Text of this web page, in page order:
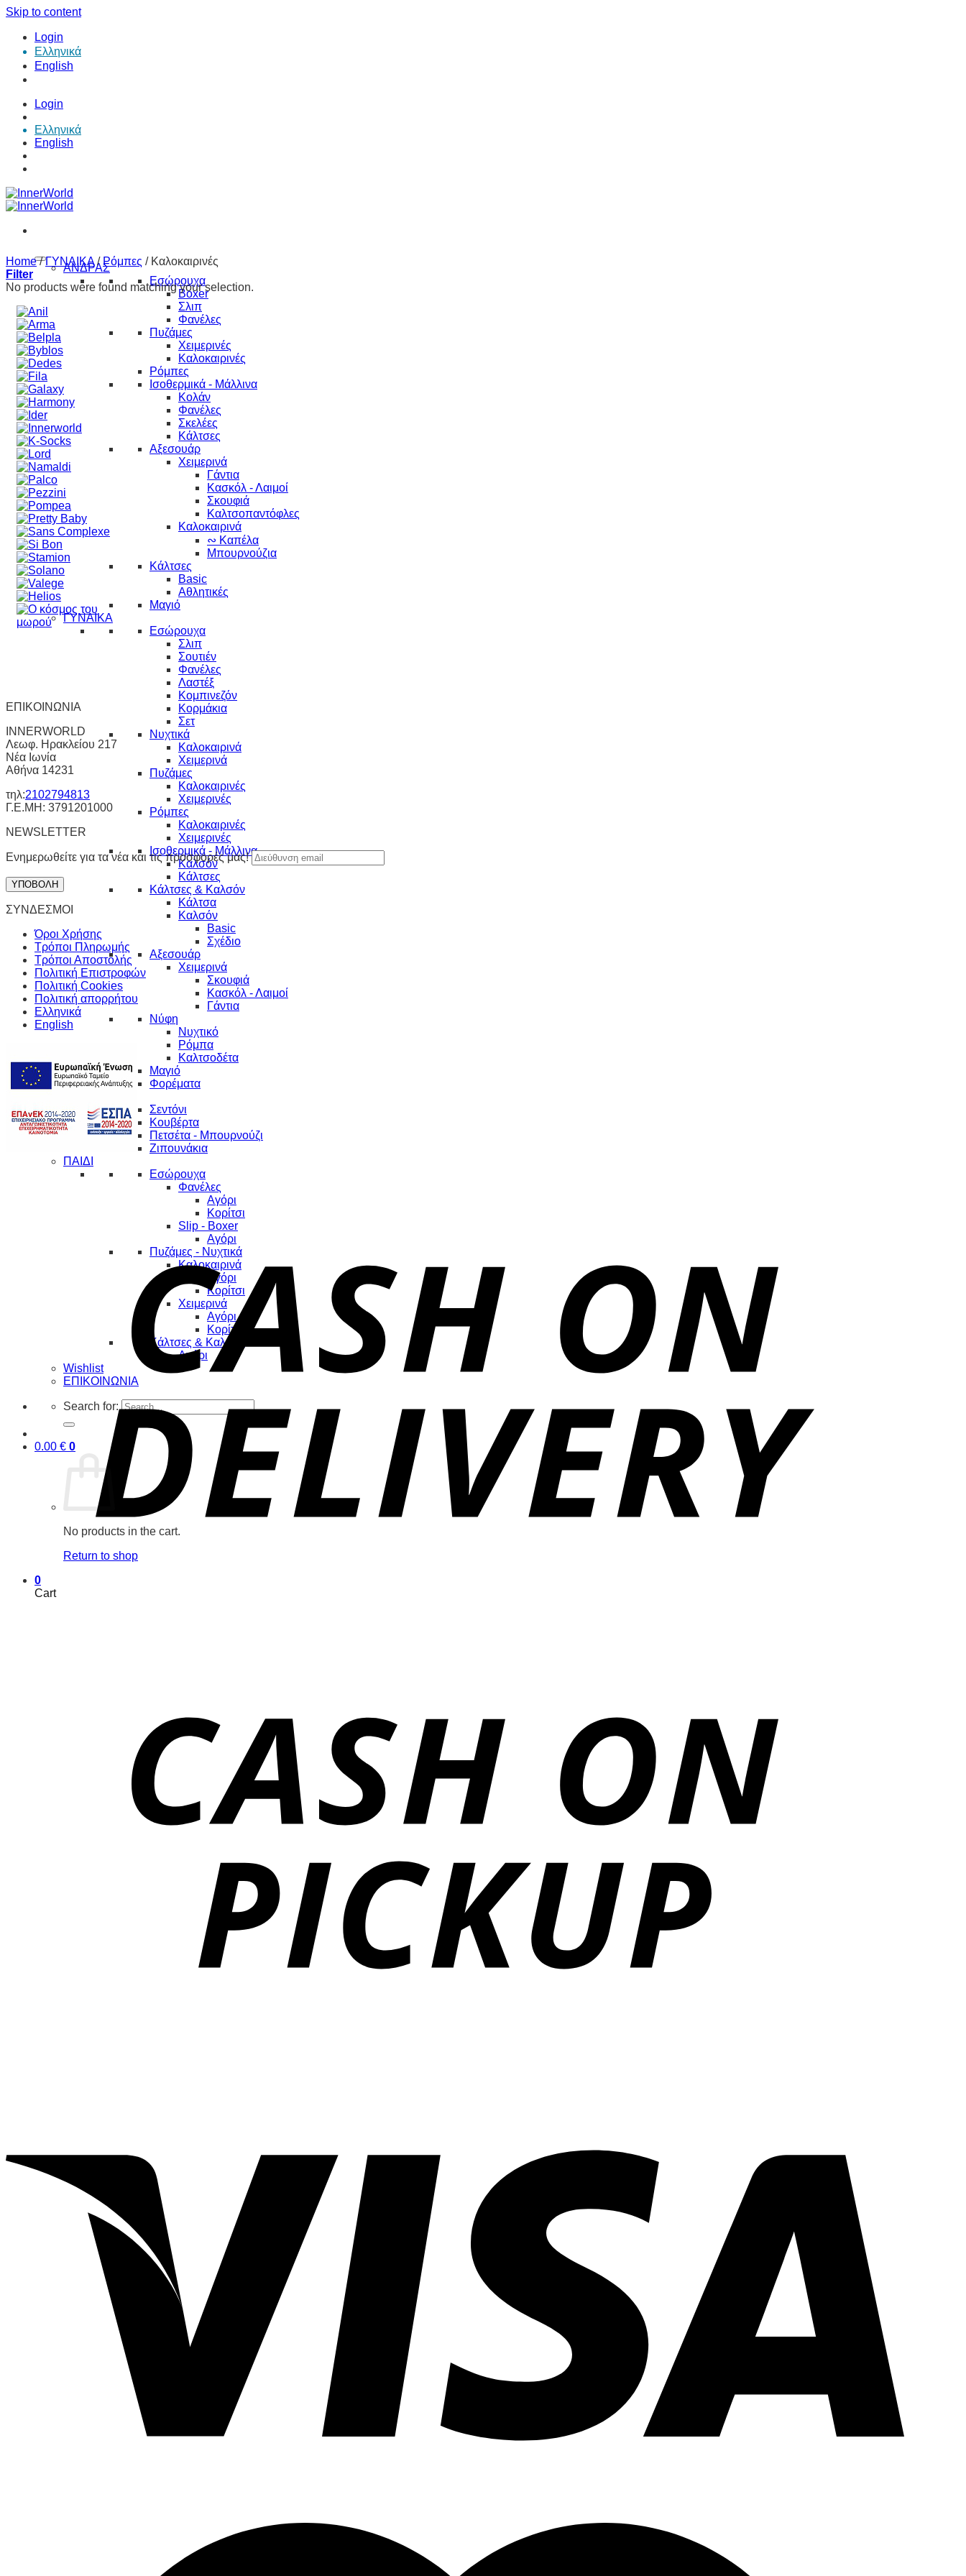
Skip to content
Login
Ελληνικά
English
Login
Ελληνικά
English
ΑΝΔΡΑΣ
Εσώρουχα
Boxer
Σλιπ
Φανέλες
Πυζάμες
Χειμερινές
Καλοκαιρινές
Ρόμπες
Ισοθερμικά - Μάλλινα
Κολάν
Φανέλες
Σκελέες
Κάλτσες
Αξεσουάρ
Χειμερινά
Γάντια
Κασκόλ - Λαιμοί
Σκουφιά
Καλτσοπαντόφλες
Καλοκαιρινά
∾ Καπέλα
Μπουρνούζια
Κάλτσες
Basic
Αθλητικές
Μαγιό
ΓΥΝΑΙΚΑ
Εσώρουχα
Σλιπ
Σουτιέν
Φανέλες
Λαστέξ
Κομπινεζόν
Κορμάκια
Σετ
Νυχτικά
Καλοκαιρινά
Χειμερινά
Πυζάμες
Καλοκαιρινές
Χειμερινές
Ρόμπες
Καλοκαιρινές
Χειμερινές
Ισοθερμικά - Μάλλινα
Καλσόν
Κάλτσες
Κάλτσες & Καλσόν
Κάλτσα
Καλσόν
Basic
Σχέδιο
Αξεσουάρ
Χειμερινά
Σκουφιά
Κασκόλ - Λαιμοί
Γάντια
Νύφη
Νυχτικό
Ρόμπα
Καλτσοδέτα
Μαγιό
Φορέματα
Σεντόνι
Κουβέρτα
Πετσέτα - Μπουρνούζι
Ζιπουνάκια
ΠΑΙΔΙ
Εσώρουχα
Φανέλες
Αγόρι
Κορίτσι
Slip - Boxer
Αγόρι
Πυζάμες - Νυχτικά
Καλοκαιρινά
Αγόρι
Κορίτσι
Χειμερινά
Αγόρι
Κορίτσι
Κάλτσες & Καλσόν
Αγόρι
Wishlist
ΕΠΙΚΟΙΝΩΝΙΑ
Search for:
0.00 € 0
No products in the cart.
Return to shop
0
Cart
Home / ΓΥΝΑΙΚΑ / Ρόμπες /Καλοκαιρινές
Filter
No products were found matching your selection.
ΕΠΙΚΟΙΝΩΝΙΑ
INNERWORLD
Λεωφ. Ηρακλείου 217
Νέα Ιωνία
Αθήνα 14231
τηλ:2102794813
Γ.Ε.ΜΗ: 3791201000
NEWSLETTER
Ενημερωθείτε για τα νέα και τις προσφορές μας!
ΣΥΝΔΕΣΜΟΙ
Όροι Χρήσης
Τρόποι Πληρωμής
Τρόποι Αποστολής
Πολιτική Επιστροφών
Πολιτική Cookies
Πολιτική απορρήτου
Ελληνικά
English